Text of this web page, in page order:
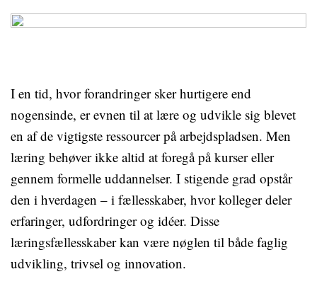
I en tid, hvor forandringer sker hurtigere end
nogensinde, er evnen til at lære og udvikle sig blevet
en af de vigtigste ressourcer på arbejdspladsen. Men
læring behøver ikke altid at foregå på kurser eller
gennem formelle uddannelser. I stigende grad opstår
den i hverdagen – i fællesskaber, hvor kolleger deler
erfaringer, udfordringer og idéer. Disse
læringsfællesskaber kan være nøglen til både faglig
udvikling, trivsel og innovation.